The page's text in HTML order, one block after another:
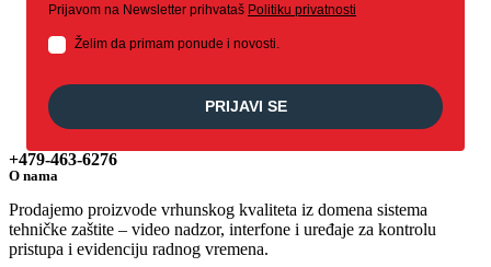
Prijavom na Newsletter prihvataš Politiku privatnosti
Želim da primam ponude i novosti.
PRIJAVI SE
+479-463-6276
O nama
Prodajemo proizvode vrhunskog kvaliteta iz domena sistema
tehničke zaštite – video nadzor, interfone i uređaje za kontrolu
pristupa i evidenciju radnog vremena.